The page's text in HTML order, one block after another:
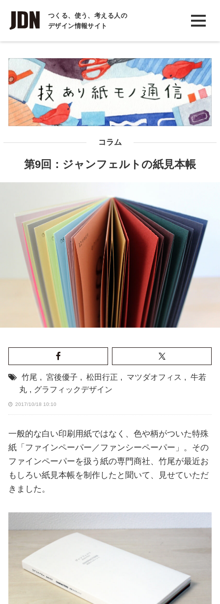
つくる、使う、考える人の
デザイン情報サイト
INTERVIEW
インタビュー
REPORT
レポート
COLUMN
コラム
コラム
第9回：ジャンフェルトの紙見本帳
竹尾 , 宮後優子 , 松田行正 , マツダオフィス , 牛若
丸 , グラフィックデザイン
2017/10/18 10:10
一般的な白い印刷用紙ではなく、色や柄がついた特殊
紙「ファインペーパー／ファンシーペーパー」。その
ファインペーパーを扱う紙の専門商社、竹尾が最近お
もしろい紙見本帳を制作したと聞いて、見せていただ
きました。